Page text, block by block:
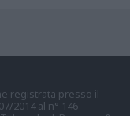
registrata presso il
2014 al n° 146